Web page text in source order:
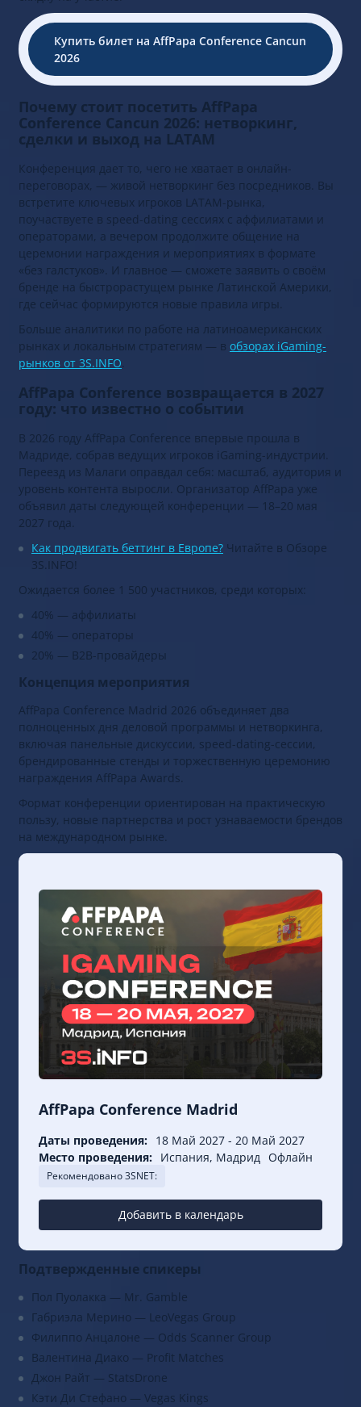
Купить билет на AffPapa Conference Cancun
2026
Почему стоит посетить AffPapa
Conference Cancun 2026: нетворкинг,
сделки и выход на LATAM
Конференция дает то, чего не хватает в онлайн-
переговорах, — живой нетворкинг без посредников. Вы
встретите ключевых игроков LATAM-рынка,
поучаствуете в speed-dating сессиях с аффилиатами и
операторами, а вечером продолжите общение на
церемонии награждения и мероприятиях в формате
«без галстуков». И главное — сможете заявить о своём
бренде на быстрорастущем рынке Латинской Америки,
где сейчас формируются новые правила игры.
Больше аналитики по работе на латиноамериканских
рынках и локальным стратегиям — в обзорах iGaming-
рынков от 3S.INFO.
AffPapa Conference возвращается в 2027
году: что известно о событии
В 2026 году AffPapa Conference впервые прошла в
Мадриде, собрав ведущих игроков iGaming-индустрии.
Переезд из Малаги оправдал себя: масштаб, аудитория и
уровень контента выросли. Организатор AffPapa уже
объявил даты следующей конференции — 18–20 мая
2027 года.
Как продвигать беттинг в Европе? Читайте в Обзоре
3S.INFO!
Ожидается более 1 500 участников, среди которых:
40% — аффилиаты
40% — операторы
20% — B2B-провайдеры
Концепция мероприятия
AffPapa Conference Madrid 2026 объединяет два
полноценных дня деловой программы и нетворкинга,
включая панельные дискуссии, speed-dating-сессии,
брендированные стенды и торжественную церемонию
награждения AffPapa Awards.
Формат конференции ориентирован на практическую
пользу, новые партнерства и рост узнаваемости брендов
на международном рынке.
AffPapa Conference Madrid
Даты проведения: 18 Май 2027 - 20 Май 2027
Место проведения: Испания, Мадрид Офлайн
Рекомендовано 3SNET:
Добавить в календарь
Подтвержденные спикеры
Пол Пуолакка — Mr. Gamble
Габриэла Мерино — LeoVegas Group
Филиппо Анцалоне — Odds Scanner Group
Валентина Диако — Profit Matches
Джон Райт — StatsDrone
Кэти Ди Стефано — Vegas Kings